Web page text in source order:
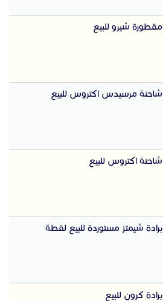
مقطورة شيرو للبيع
شاحنة مرسيدس اكتروس للبيع
شاحنة اكتروس للبيع
برادة شيمتز مستوردة للبيع لقطة
برادة كرون للبيع